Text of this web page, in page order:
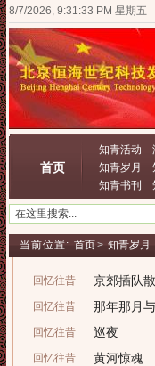
8/7/2026, 9:31:33 PM 星期五
首页
知青活动
知青岁月
知青书刊
当前位置: 首页> 知青岁月
回忆往昔 京郊插队
回忆往昔 那年那月
回忆往昔 巡夜
回忆往昔 黄河惊魂